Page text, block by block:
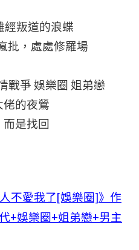
經叛道的浪蝶
批，處處修羅場
戰爭 娛樂圈 姐弟戀
的夜鶯
是找回
人不愛我了[娛樂圈]》作
+娛樂圈+姐弟戀+男主